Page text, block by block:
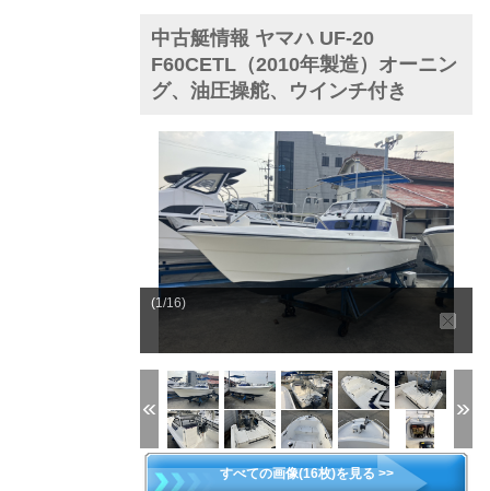
中古艇情報 ヤマハ UF-20
F60CETL（2010年製造）オーニン
グ、油圧操舵、ウインチ付き
(1/16)
すべての画像(16枚)を見る >>